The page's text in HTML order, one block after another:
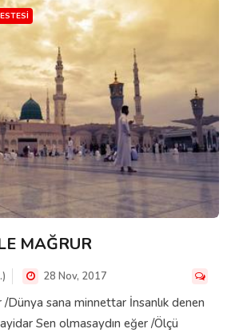
MAĞRUR
28 Nov, 2017
Dünya sana minnettar İnsanlık denen
Sen olmasaydın eğer /Ölçü